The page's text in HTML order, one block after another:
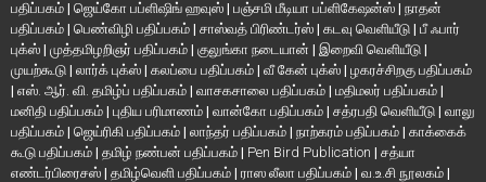
பதிப்பகம் | ஜெய்கோ பப்ளிஷிங் ஹவுஸ் | பஞ்சமி மீடியா பப்ளிகேஷன்ஸ் | நாதன்
பதிப்பகம் | பெண்விழி பதிப்பகம் | சாஸ்வத் பிரிண்டர்ஸ் | கடவு வெளியீடு | பீ ஃபார்
புக்ஸ் | முத்தமிழறிஞர் பதிப்பகம் | குலுங்கா நடையான் | இறைவி வெளியீடு |
முயற்கூடு | லார்க் புக்ஸ் | கலப்பை பதிப்பகம் | வீ கேன் புக்ஸ் | ழகரச்சிறகு பதிப்பகம்
| எஸ். ஆர். வி. தமிழ்ப் பதிப்பகம் | வாசகசாலை பதிப்பகம் | மதிமலர் பதிப்பகம் |
மனிதி பதிப்பகம் | புதிய பரிமாணம் | வான்கோ பதிப்பகம் | சத்ரபதி வெளியீடு | வாலு
பதிப்பகம் | ஜெய்ரிகி பதிப்பகம் | லாந்தர் பதிப்பகம் | நாற்கரம் பதிப்பகம் | காக்கைக்
கூடு பதிப்பகம் | தமிழ் நண்பன் பதிப்பகம் | Pen Bird Publication | சத்யா
எண்டர்பிரைசஸ் | தமிழ்வெளி பதிப்பகம் | ராஸ லீலா பதிப்பகம் | வ.உ.சி நூலகம் |